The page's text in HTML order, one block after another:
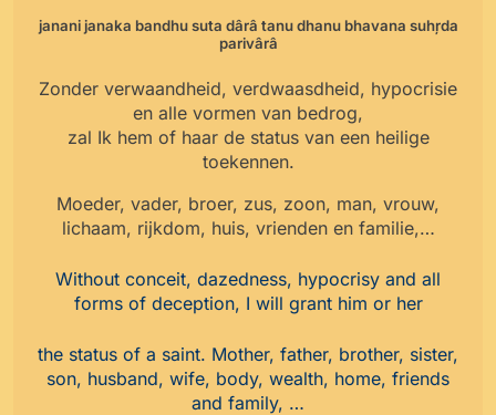
janani janaka bandhu suta dârâ tanu dhanu bhavana suhŗda
parivârâ
Zonder verwaandheid, verdwaasdheid, hypocrisie
en alle vormen van bedrog,
zal Ik hem of haar de status van een heilige
toekennen.
Moeder, vader, broer, zus, zoon, man, vrouw,
lichaam, rijkdom, huis, vrienden en familie,…
Without conceit, dazedness, hypocrisy and all
forms of deception, I will grant him or her
the status of a saint. Mother, father, brother, sister,
son, husband, wife, body, wealth, home, friends
and family, …